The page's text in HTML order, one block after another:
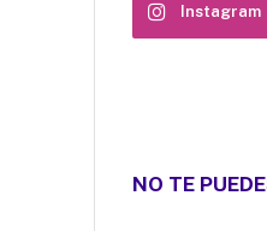
Instagram
NO TE